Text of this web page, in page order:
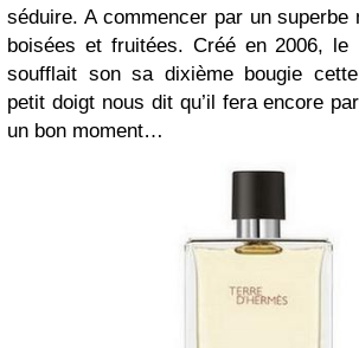
séduire. A commencer par un superbe
boisées et fruitées. Créé en 2006, le
soufflait son sa dixième bougie
petit doigt nous dit qu’il fera encore
un bon moment…